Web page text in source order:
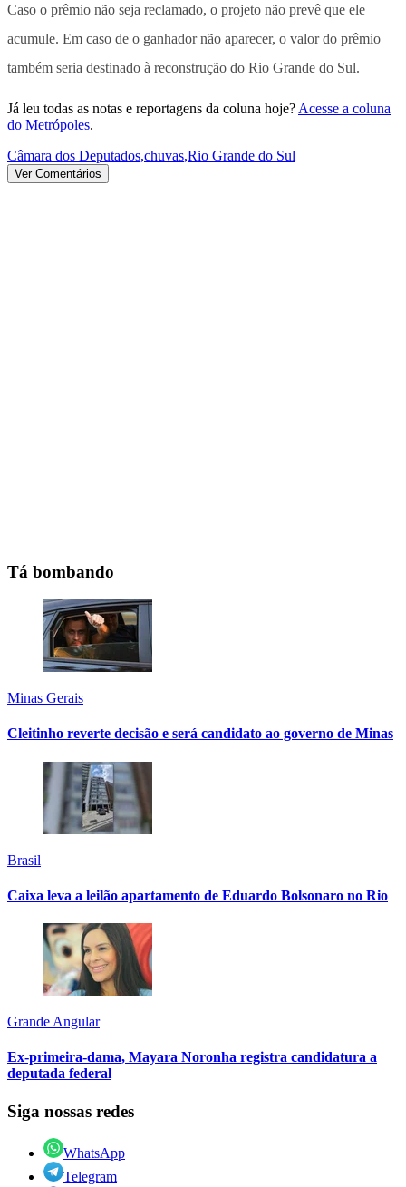
Caso o prêmio não seja reclamado, o projeto não prevê que ele
acumule. Em caso de o ganhador não aparecer, o valor do prêmio
também seria destinado à reconstrução do Rio Grande do Sul.
Já leu todas as notas e reportagens da coluna hoje? Acesse a coluna
do Metrópoles.
Câmara dos Deputados,chuvas,Rio Grande do Sul
Ver Comentários
Tá bombando
Minas Gerais
Cleitinho reverte decisão e será candidato ao governo de Minas
Brasil
Caixa leva a leilão apartamento de Eduardo Bolsonaro no Rio
Grande Angular
Ex-primeira-dama, Mayara Noronha registra candidatura a
deputada federal
Siga nossas redes
WhatsApp
Telegram